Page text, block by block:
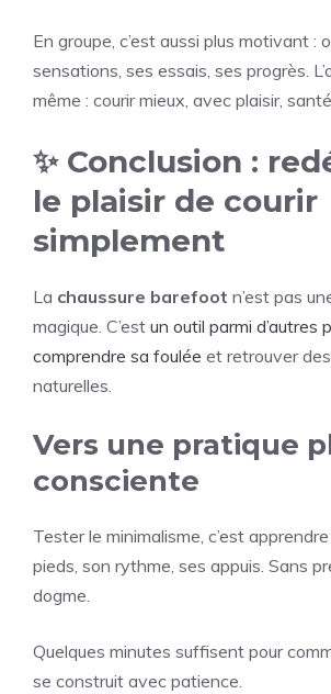
En groupe, c’est aussi plus motivant :
sensations, ses essais, ses progrès.
même : courir mieux, avec plaisir,
✨ Conclusion :
le plaisir de courir
simplement
La chaussure barefoot n’est pas
magique. C’est un outil parmi d’autres
comprendre sa foulée et retrouver
naturelles.
Vers une pratique
consciente
Tester le minimalisme, c’est
pieds, son rythme, ses appuis. Sans
dogme.
Quelques minutes suffisent pour
se construit avec patience.